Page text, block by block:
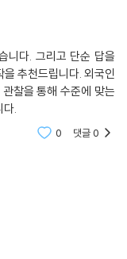
니다. 그리고 단순 답을
추천드립니다. 외국인
찰을 통해 수준에 맞는
다.
0 댓글0